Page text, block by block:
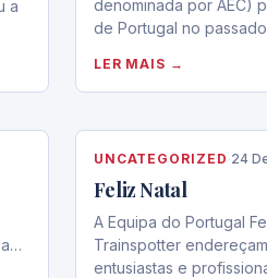
a
denominada por AEC)
de Portugal no
LER MAIS →
UNCATEGORIZED ·24
Feliz Natal
A Equipa do Portugal
Trainspotter
entusiastas e